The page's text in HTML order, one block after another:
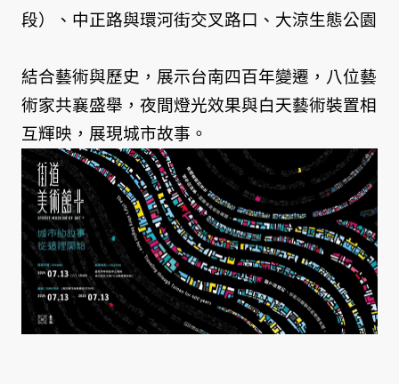
段）、中正路與環河街交叉路口、大涼生態公園
結合藝術與歷史，展示台南四百年變遷，八位藝
術家共襄盛舉，夜間燈光效果與白天藝術裝置相
互輝映，展現城市故事。